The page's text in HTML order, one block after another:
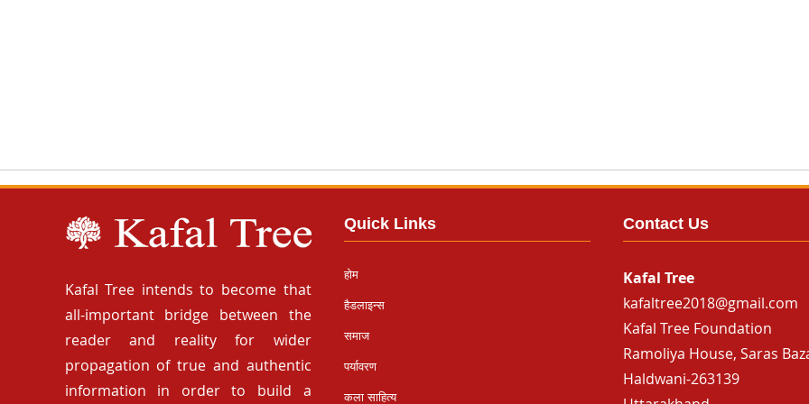
Kafal Tree intends to become that
all-important bridge between the
reader and reality for wider
propagation of true and authentic
information in order to build a
Quick Links
होम
हैडलाइन्स
समाज
पर्यावरण
कला साहित्य
Contact Us
Kafal Tree
kafaltree2018@gmail.com
Kafal Tree Foundation
Ramoliya House, Saras
Haldwani-263139